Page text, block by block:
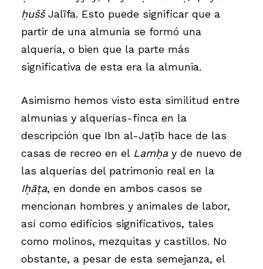
ḥuššJalīfa. Esto puede significar que a
partir de una almunia se formó una
alquería, o bien que la parte más
significativa de esta era la almunia.
Asimismo hemos visto esta similitud entre
almunias y alquerías-finca en la
descripción que Ibn al-Jaṭīb hace de las
casas de recreo en el Lamḥay de nuevo de
las alquerías del patrimonio real en la
Iḥāṭa, en donde en ambos casos se
mencionan hombres y animales de labor,
así como edificios significativos, tales
como molinos, mezquitas y castillos. No
obstante, a pesar de esta semejanza, el